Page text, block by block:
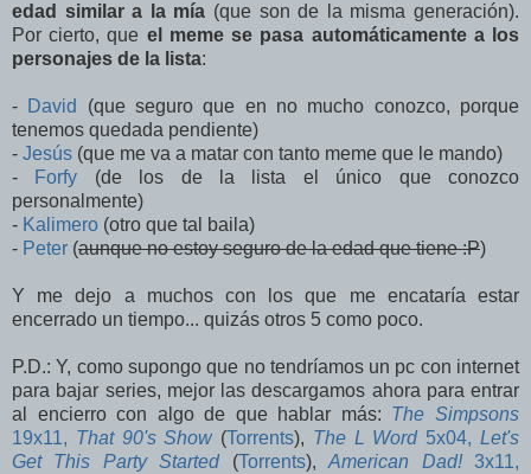
edad similar a la mía (que son de la misma generación).
Por cierto, que el meme se pasa automáticamente a los
personajes de la lista:
- David
(que seguro que en no mucho conozco, porque
tenemos quedada pendiente)
- Jesús (que me va a matar con tanto meme que le mando)
- Forfy (de los de la lista el único que conozco
personalmente)
- Kalimero (otro que tal baila)
- Peter (aunque no estoy seguro de la edad que tiene :P)
Y me dejo a muchos con los que me encataría estar
encerrado un tiempo... quizás otros 5 como poco.
P.D.: Y, como supongo que no tendríamos un pc con internet
para bajar series, mejor las descargamos ahora para entrar
al encierro con algo de que hablar más: The Simpsons
19x11, That 90's Show(Torrents), The L Word5x04,Let's
Get This Party Started(Torrents),American Dad!3x11,